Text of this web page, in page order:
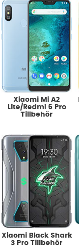
Xiaomi Mi A2
Lite/Redmi 6 Pro
Tillbehör
Xiaomi Black Shark
3 Pro Tillbehör